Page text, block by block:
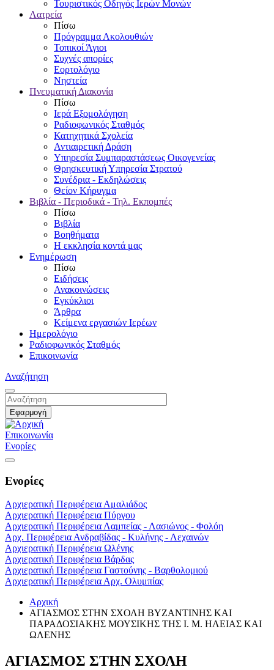
Τουριστικός Οδηγός Ιερών Μονών
Λατρεία
Πίσω
Πρόγραμμα Ακολουθιών
Τοπικοί Άγιοι
Συχνές απορίες
Εορτολόγιο
Νηστεία
Πνευματική Διακονία
Πίσω
Ιερά Εξομολόγηση
Ραδιοφωνικός Σταθμός
Κατηχητικά Σχολεία
Αντιαιρετική Δράση
Υπηρεσία Συμπαραστάσεως Οικογενείας
Θρησκευτική Υπηρεσία Στρατού
Συνέδρια - Εκδηλώσεις
Θείον Κήρυγμα
Βιβλία - Περιοδικά - Τηλ. Εκπομπές
Πίσω
Βιβλία
Βοηθήματα
Η εκκλησία κοντά μας
Ενημέρωση
Πίσω
Ειδήσεις
Ανακοινώσεις
Εγκύκλιοι
Άρθρα
Κείμενα εργασιών Ιερέων
Ημερολόγιο
Ραδιοφωνικός Σταθμός
Επικοινωνία
Αναζήτηση
Επικοινωνία
Ενορίες
Ενορίες
Αρχιερατική Περιφέρεια Αμαλιάδος
Αρχιερατική Περιφέρεια Πύργου
Αρχιερατική Περιφέρεια Λαμπείας - Λασιώνος - Φολόη
Αρχ. Περιφέρεια Ανδραβίδας - Κυλήνης - Λεχαινών
Αρχιερατική Περιφέρεια Ωλένης
Αρχιερατική Περιφέρεια Βάρδας
Αρχιερατική Περιφέρεια Γαστούνης - Βαρθολομιού
Αρχιερατική Περιφέρεια Αρχ. Ολυμπίας
Αρχική
ΑΓΙΑΣΜΟΣ ΣΤΗΝ ΣΧΟΛΗ ΒΥΖΑΝΤΙΝΗΣ ΚΑΙ
ΠΑΡΑΔΟΣΙΑΚΗΣ ΜΟΥΣΙΚΗΣ ΤΗΣ Ι. Μ. ΗΛΕΙΑΣ ΚΑΙ
ΩΛΕΝΗΣ
ΑΓΙΑΣΜΟΣ ΣΤΗΝ ΣΧΟΛΗ